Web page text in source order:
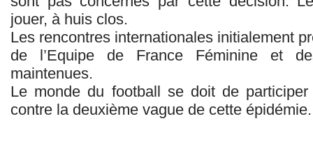
jouer, à huis clos.
Les rencontres internationales initialement
de l’Equipe de France Féminine et
maintenues.
Le monde du football se doit de
contre la deuxième vague de cette épidémie.